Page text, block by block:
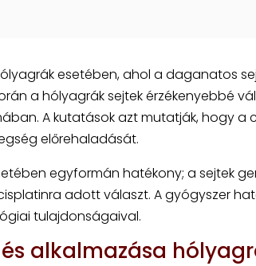
esetében, ahol a daganatos
a hólyagrák sejtek érzékenyebbé
A kutatások azt mutatják, hogy a
előrehaladását.
egyformán hatékony; a sejtek
adott választ. A gyógyszer
tulajdonságaival.
alkalmazása